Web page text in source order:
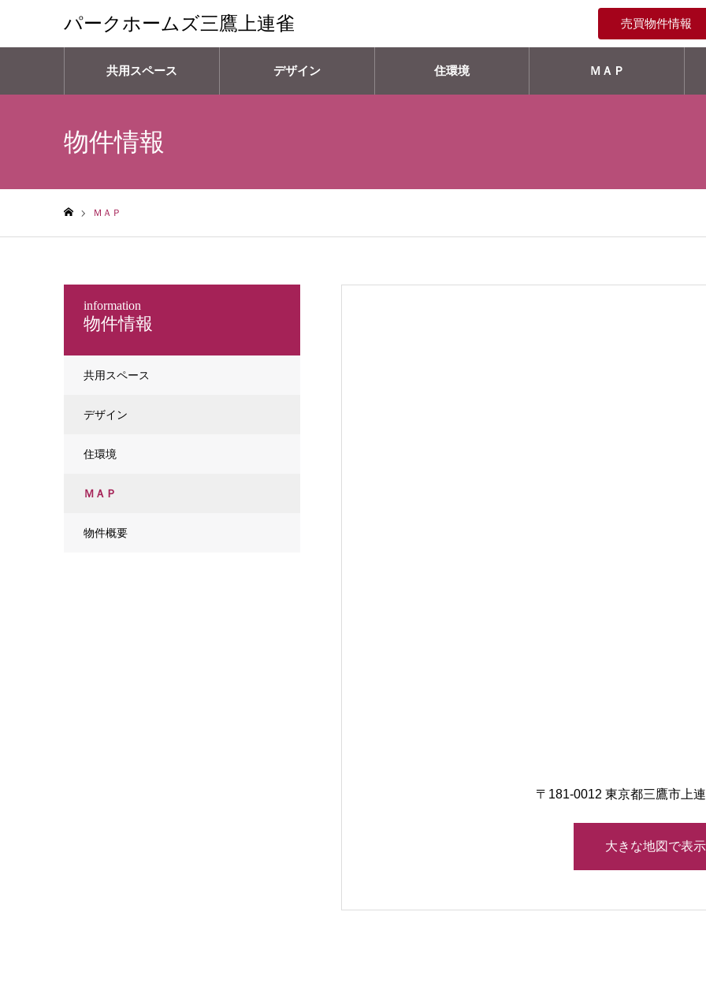
パークホームズ三鷹上連雀 売買物件情報
共用スペース デザイン 住環境 ＭＡＰ
物件情報
ＭＡＰ
〒181-0012 東京都三鷹市上
大きな地図で表
物件情報
information
共用スペース
デザイン
住環境
ＭＡＰ
物件概要